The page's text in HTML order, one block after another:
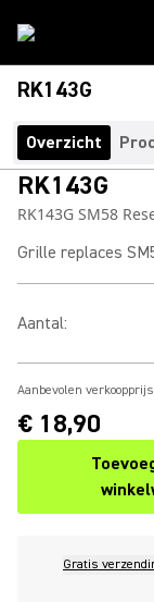
RK143G
Overzicht
RK143G
RK143G SM58
Grille replaces
Aantal:
Aanbevolen verkoopprijs
€ 18,90
Gratis